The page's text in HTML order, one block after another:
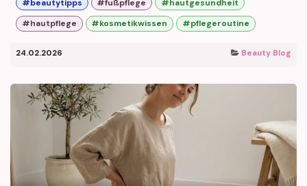
#beautytipps #fußpflege
#hautgesundheit
#hautpflege
#kosmetikwissen #pflegeroutine
24.02.2026 Beauty Blog